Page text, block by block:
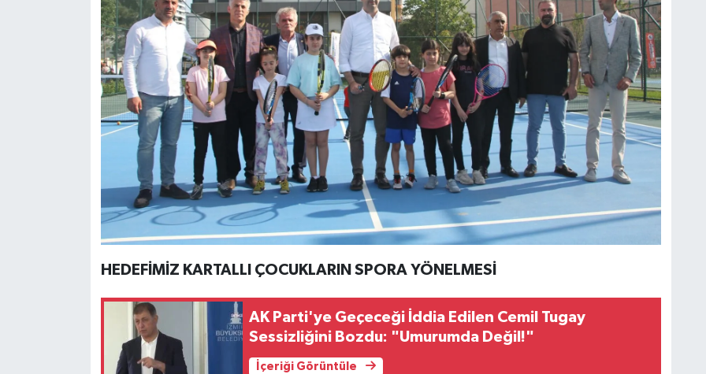
HEDEFİMİZ KARTALLI ÇOCUKLARIN SPORA YÖNELMESİ
AK Parti'ye Geçeceği İddia Edilen Cemil Tugay
Sessizliğini Bozdu: "Umurumda Değil!"
İçeriği Görüntüle